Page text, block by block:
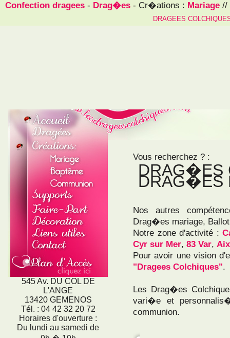
Confection dragees - Drag�es - Cr�ations : Mariage //
DRAGEES
545 Av. DU COL DE
L'ANGE
13420 GEMENOS
Tél. : 04 42 32 20 72
Horaires d'ouverture :
Du lundi au samedi de
Vous recherchez ? :
DRAG�ES
DRAG�ES
Nos autres
Drag�es mariage,
Notre zone d'activité :
Cyr sur Mer, 83 Var,
Pour avoir une vision
"Dragees Colchiques".
Les Drag�es
vari�e et
communion.